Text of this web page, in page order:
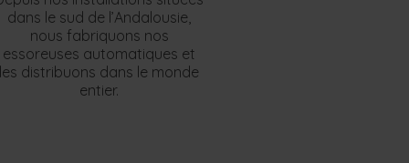
dans le sud de l’Andalousie,
nous fabriquons nos
essoreuses automatiques et
les distribuons dans le monde
entier.